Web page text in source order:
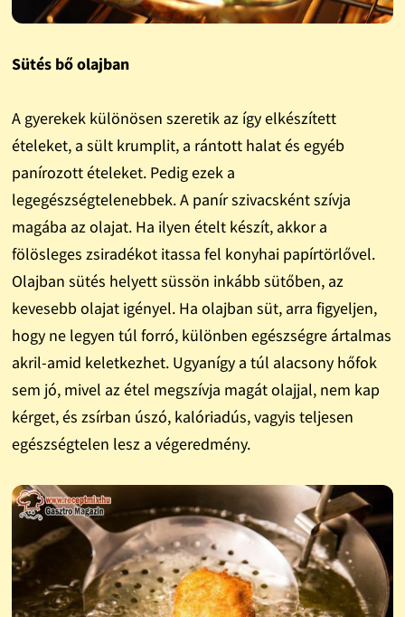
Sütés bő olajban
A gyerekek különösen szeretik az így elkészített
ételeket, a sült krumplit, a rántott halat és egyéb
panírozott ételeket. Pedig ezek a
legegészségtelenebbek. A panír szivacsként szívja
magába az olajat. Ha ilyen ételt készít, akkor a
fölösleges zsiradékot itassa fel konyhai papírtörlővel.
Olajban sütés helyett süssön inkább sütőben, az
kevesebb olajat igényel. Ha olajban süt, arra figyeljen,
hogy ne legyen túl forró, különben egészségre ártalmas
akril-amid keletkezhet. Ugyanígy a túl alacsony hőfok
sem jó, mivel az étel megszívja magát olajjal, nem kap
kérget, és zsírban úszó, kalóriadús, vagyis teljesen
egészségtelen lesz a végeredmény.